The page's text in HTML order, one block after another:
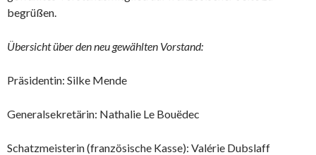
begrüßen.
Übersicht über den neu gewählten Vorstand:
Präsidentin: Silke Mende
Generalsekretärin: Nathalie Le Bouëdec
Schatzmeisterin (französische Kasse): Valérie Dubslaff